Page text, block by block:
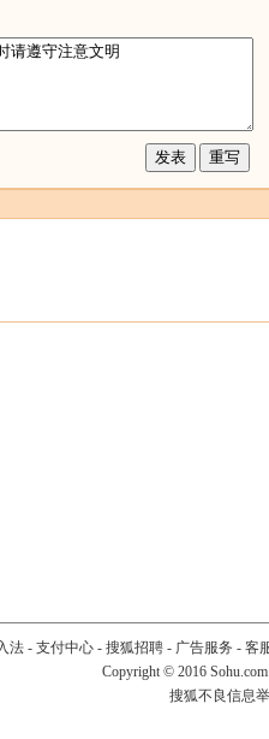
法- 支付中心- 搜狐招聘- 广告服务 - 客
Copyright © 2016
搜狐不良信息